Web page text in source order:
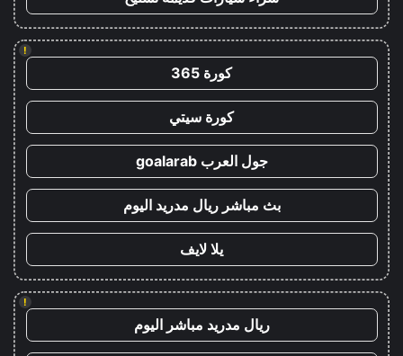
!
كورة 365
كورة سيتي
جول العرب goalarab
بث مباشر ريال مدريد اليوم
يلا لايف
!
ريال مدريد مباشر اليوم